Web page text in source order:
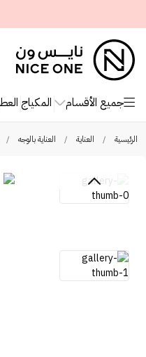
جميع الأقسام المكياج
الرئيسية / العناية / العناية بالوجه /